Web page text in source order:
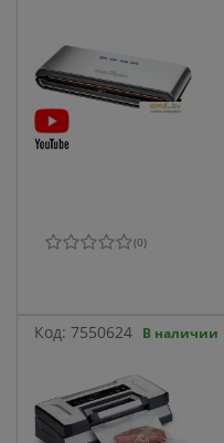
(0)
Код: 7550624 В наличии